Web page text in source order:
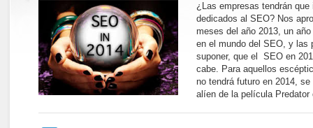
¿Las empresas tendrán
dedicados al SEO? Nos
meses del año 2013, un
en el mundo del SEO, y las
suponer, que el SEO en
cabe. Para aquellos
no tendrá futuro en 2014,
alíen de la película